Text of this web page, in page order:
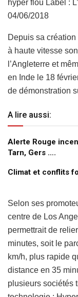
hyper flou Label :
04/06/2018
Depuis sa
à haute vitesse
l’Angleterre et
en Inde le 18
de démonstration
A lire aussi:
Alerte Rouge
Tarn, Gers ….
Climat et conflits
Selon ses
centre de Los
permettrait de
minutes, soit le
km/h, plus rapide
distance en 35
plusieurs sociétés